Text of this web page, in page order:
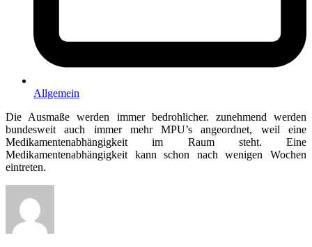
Allgemein
Die Ausmaße werden immer bedrohlicher. zunehmend werden
bundesweit auch immer mehr MPU’s angeordnet, weil eine
Medikamentenabhängigkeit im Raum steht. Eine
Medikamentenabhängigkeit kann schon nach wenigen Wochen
eintreten.